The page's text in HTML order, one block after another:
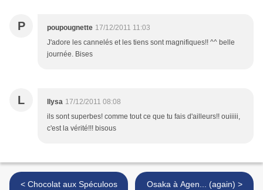
P poupougnette 17/12/2011 11:03
J'adore les cannelés et les tiens sont magnifiques!! ^^ belle
journée. Bises
L llysa 17/12/2011 08:08
ils sont superbes! comme tout ce que tu fais d'ailleurs!! ouiiiii,
c'est la vérité!!! bisous
< Chocolat aux Spéculoos
Osaka à Agen... (again) >